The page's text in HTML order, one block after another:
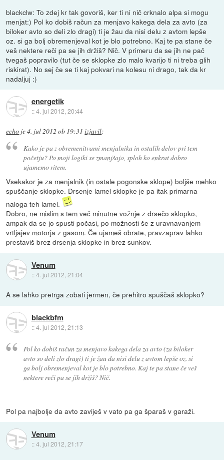
blackclw: To zdej kr tak govoriš, ker ti ni nič crknalo alpa si mogu
menjat:) Pol ko dobiš račun za menjavo kakega dela za avto (za
biloker avto so deli zlo dragi) ti je žau da nisi delu z avtom lepše
oz. si ga bolj obremenjeval kot je blo potrebno. Kaj te pa stane če
veš nektere reči pa se jih držiš? Nič. V primeru da se jih ne pač
tvegaš popravilo (tut če se sklopke zlo malo kvarijo ti ni treba glih
riskirat). No sej če se ti kaj pokvari na kolesu ni drago, tak da kr
nadaljuj :)
energetik
::4. jul 2012, 20:44
echo je4. jul 2012 ob 19:31 izjavil:
Kako je pa z obremenitvami menjalnika in ostalih delov pri tem
početju? Po moji logiki se zmanjšajo, sploh ko enkrat dobro
ujamemo ritem.
Vsekakor je za menjalnik (in ostale pogonske sklope) boljše mehko
spuščanje sklopke. Drsenje lamel sklopke je pa itak primarna
naloga teh lamel.
Dobro, ne mislim s tem več minutne vožnje z drsečo sklopko,
ampak da se jo spusti počasi, po možnosti še z uravnavanjem
vrtljajev motorja z gasom. Če ujameš obrate, pravzaprav lahko
prestaviš brez drsenja sklopke in brez sunkov.
Venum
::4. jul 2012, 21:04
A se lahko pretrga zobati jermen, če prehitro spuščaš sklopko?
blackbfm
::4. jul 2012, 21:13
Pol ko dobiš račun za menjavo kakega dela za avto (za biloker
avto so deli zlo dragi) ti je žau da nisi delu z avtom lepše oz. si
ga bolj obremenjeval kot je blo potrebno. Kaj te pa stane če veš
nektere reči pa se jih držiš? Nič.
Pol pa najbolje da avto zaviješ v vato pa ga šparaš v garaži.
Venum
::4. jul 2012, 21:17